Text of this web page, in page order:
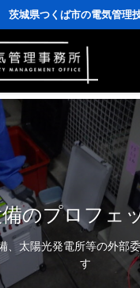
茨城県つくば市の電気管理
気管理技術者
技術者のため
試験器の計器校正依頼に御
のプロフェ
、太陽光発電所等の外部
す